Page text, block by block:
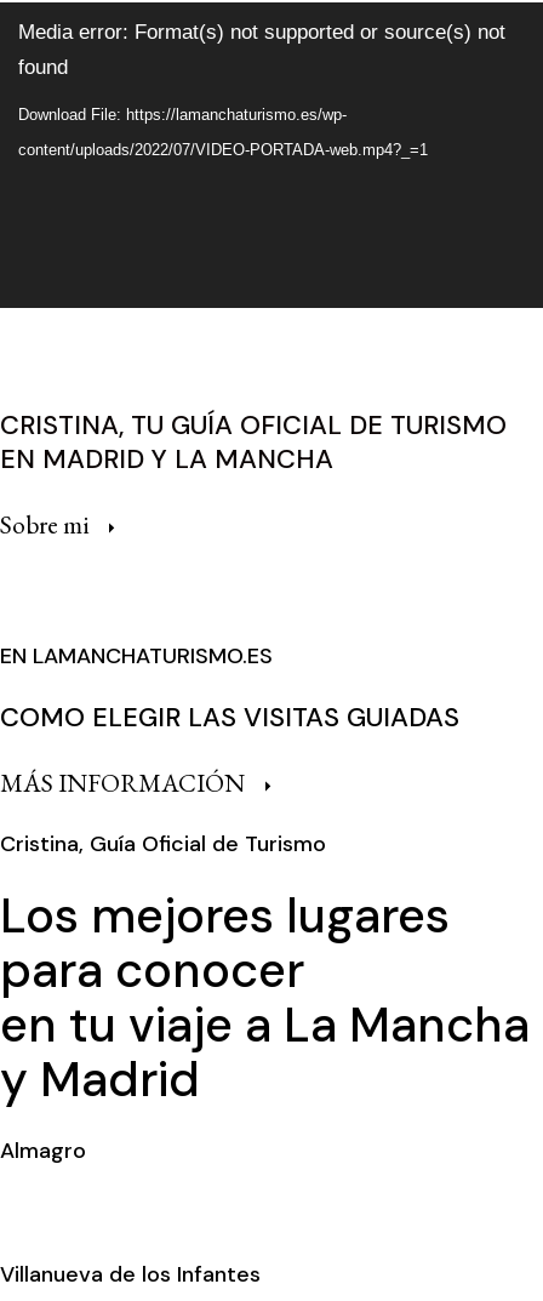
Video
Player
Media error: Format(s) not supported or source(s) not
found
Download File: https://lamanchaturismo.es/wp-
content/uploads/2022/07/VIDEO-PORTADA-web.mp4?_=1
CRISTINA, TU GUÍA OFICIAL DE TURISMO
EN MADRID Y LA MANCHA
Sobre mi
EN LAMANCHATURISMO.ES
COMO ELEGIR LAS VISITAS GUIADAS
MÁS INFORMACIÓN
Cristina, Guía Oficial de Turismo
Los mejores lugares
para conocer
en tu viaje a La Mancha
y Madrid
Almagro
Villanueva de los Infantes